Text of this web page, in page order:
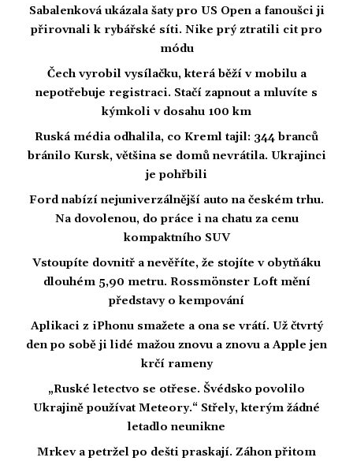
Sabalenková ukázala šaty pro US Open a fanoušci ji
přirovnali k rybářské síti. Nike prý ztratili cit pro
módu
Čech vyrobil vysílačku, která běží v mobilu a
nepotřebuje registraci. Stačí zapnout a mluvíte s
kýmkoli v dosahu 100 km
Ruská média odhalila, co Kreml tajil: 344 branců
bránilo Kursk, většina se domů nevrátila. Ukrajinci
je pohřbili
Ford nabízí nejuniverzálnější auto na českém trhu.
Na dovolenou, do práce i na chatu za cenu
kompaktního SUV
Vstoupíte dovnitř a nevěříte, že stojíte v obytňáku
dlouhém 5,90 metru. Rossmönster Loft mění
představy o kempování
Aplikaci z iPhonu smažete a ona se vrátí. Už čtvrtý
den po sobě ji lidé mažou znovu a znovu a Apple jen
krčí rameny
„Ruské letectvo se otřese. Švédsko povolilo
Ukrajině používat Meteory.“ Střely, kterým žádné
letadlo neunikne
Mrkev a petržel po dešti praskají. Záhon přitom